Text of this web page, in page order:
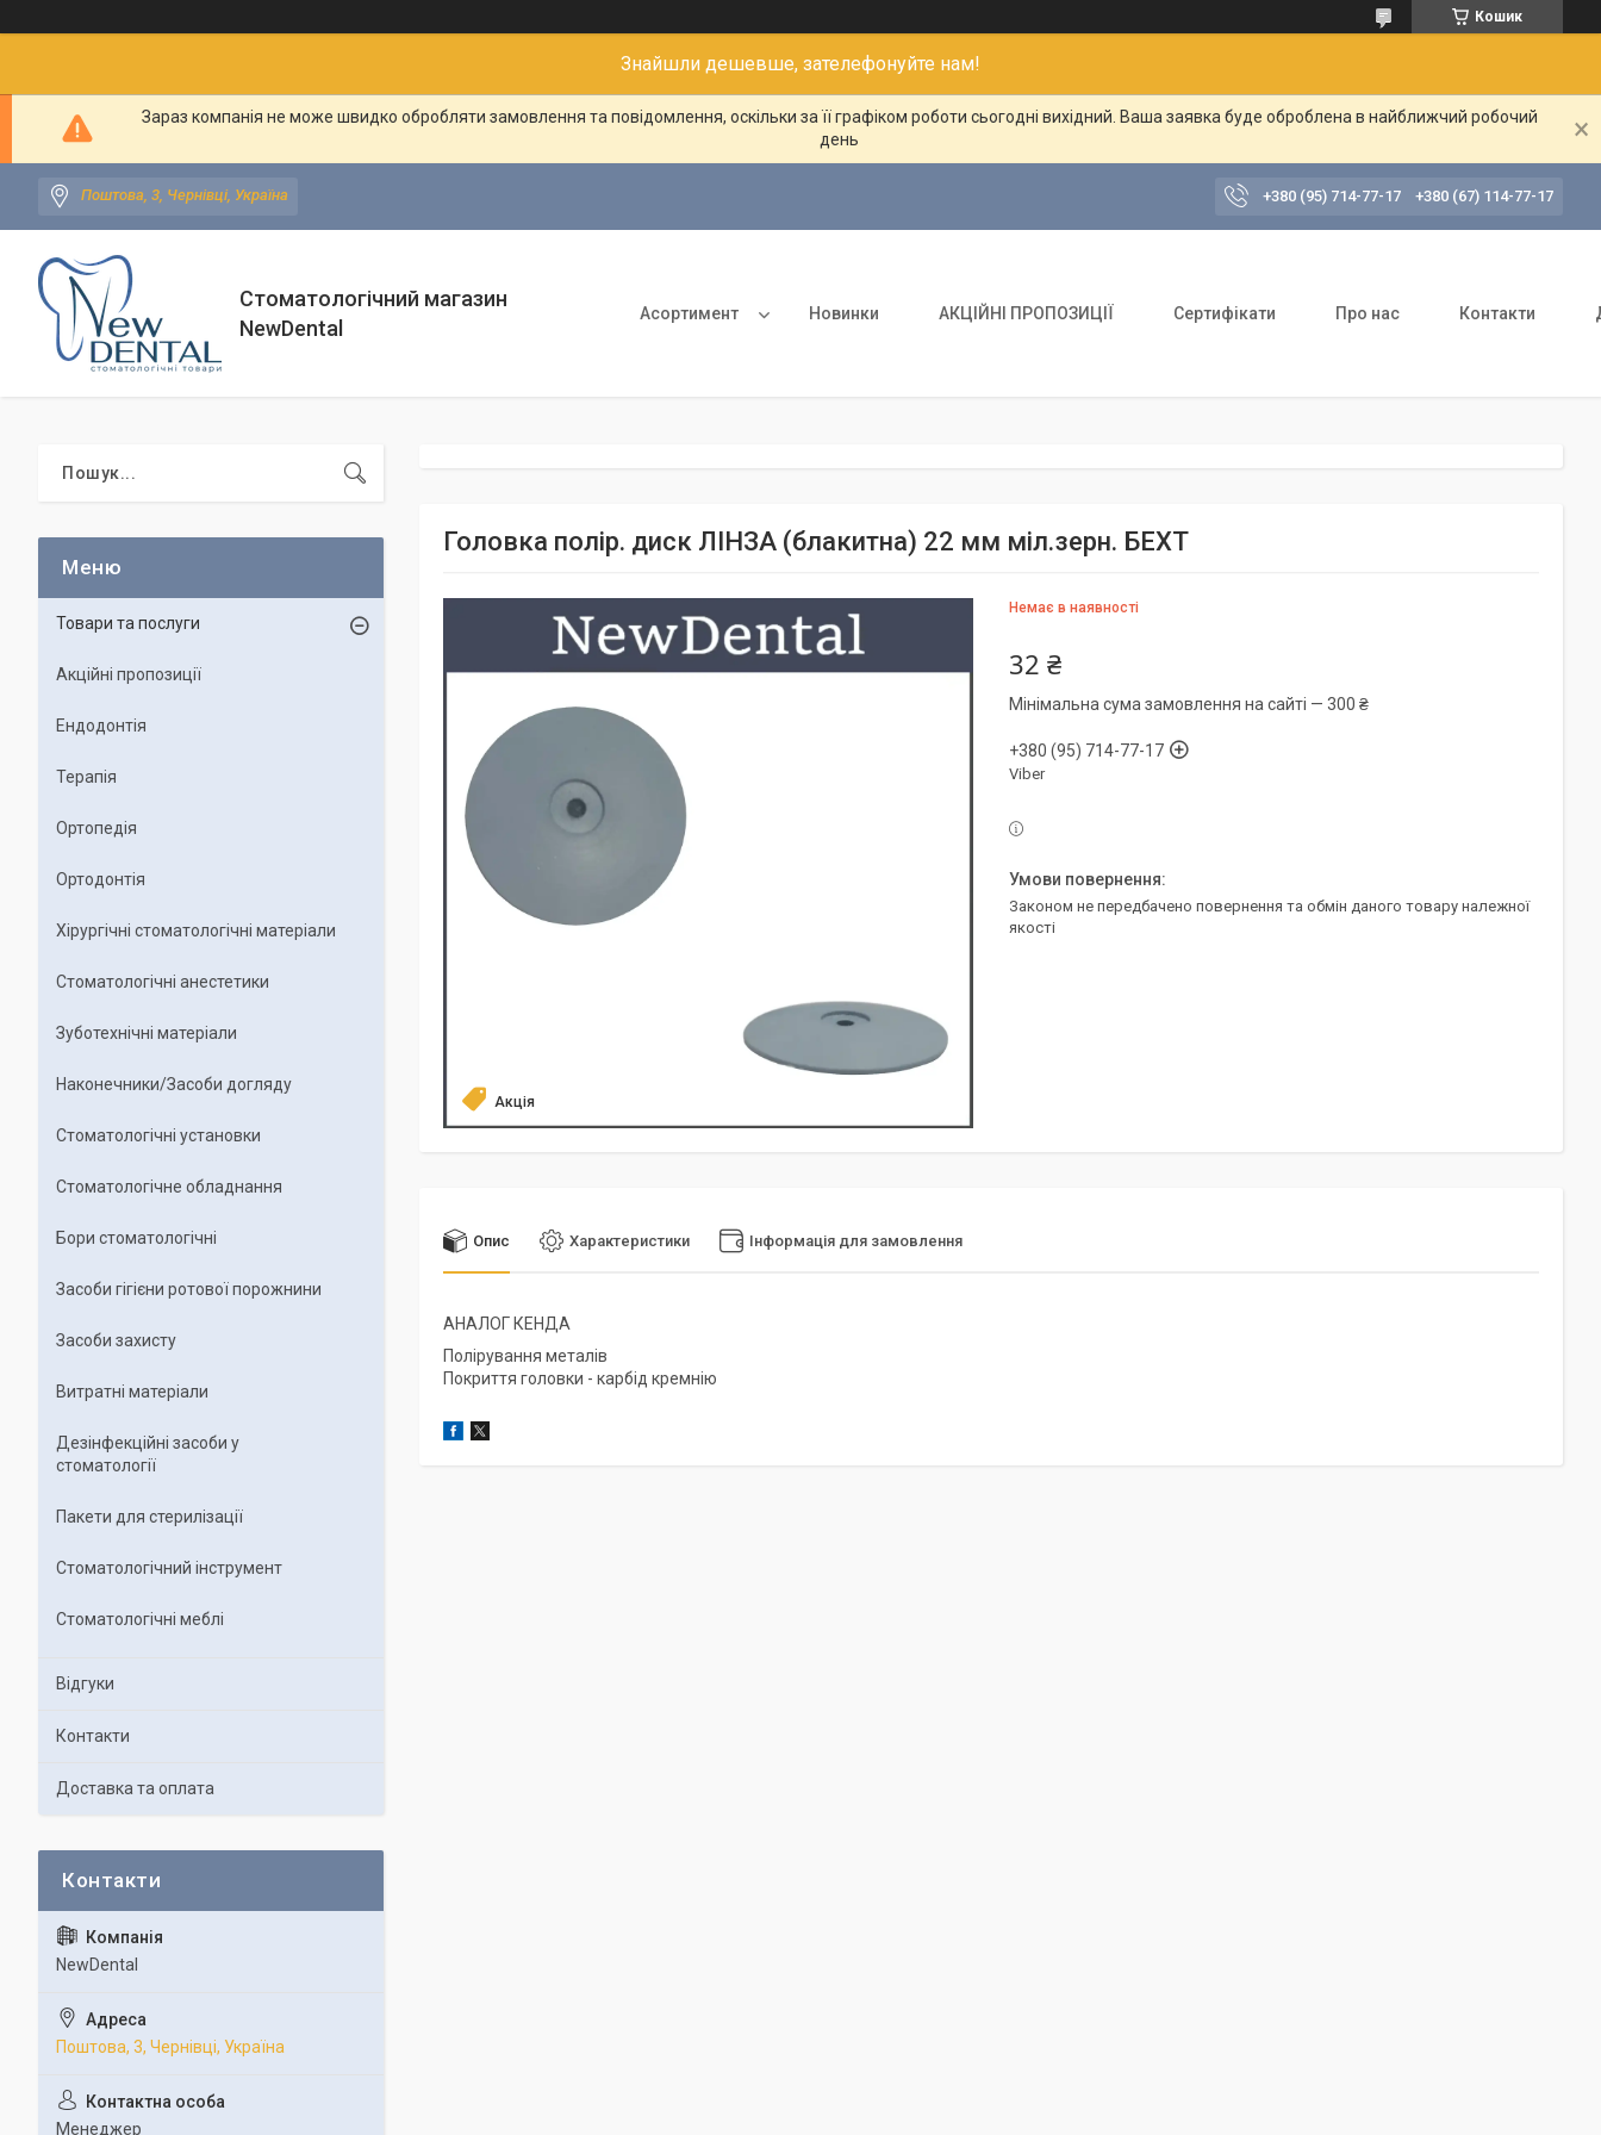
Кошик
Знайшли дешевше, зателефонуйте нам!
Зараз компанія не може швидко обробляти замовлення та повідомлення, оскільки за її графіком роботи сьогодні вихідний. Ваша заявка буде оброблена в найближчий робочий
день
Поштова, 3, Чернівці, Україна +380 (95) 714-77-17 +380 (67) 114-77-17
Стоматологічний магазин
NewDental
Асортимент Новинки АКЦІЙНІ ПРОПОЗИЦІЇ Сертифікати Про нас Контакти
Головка полір. диск ЛІНЗА (блакитна) 22 мм міл.зерн. БЕХТ
Акція
Немає в наявності
32 ₴
Мінімальна сума замовлення на сайті — 300 ₴
+380 (95) 714-77-17
Viber
Законом не передбачено повернення та обмін даного товару належної
якості
Опис Характеристики Інформація для замовлення
АНАЛОГ КЕНДА
Полірування металів
Покриття головки - карбід кремнію
Товари та послуги
Акційні пропозиції
Ендодонтія
Терапія
Ортопедія
Ортодонтія
Хірургічні стоматологічні матеріали
Стоматологічні анестетики
Зуботехнічні матеріали
Наконечники/Засоби догляду
Стоматологічні установки
Стоматологічне обладнання
Бори стоматологічні
Засоби гігієни ротової порожнини
Засоби захисту
Витратні матеріали
Дезінфекційні засоби у
стоматології
Пакети для стерилізації
Стоматологічний інструмент
Стоматологічні меблі
Відгуки
Контакти
Доставка та оплата
NewDental
Поштова, 3, Чернівці, Україна
Менеджер